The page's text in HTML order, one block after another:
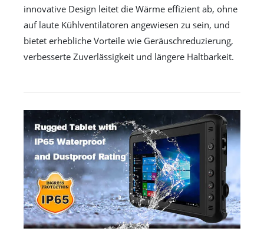
innovative Design leitet die Wärme effizient ab, ohne
auf laute Kühlventilatoren angewiesen zu sein, und
bietet erhebliche Vorteile wie Geräuschreduzierung,
verbesserte Zuverlässigkeit und längere Haltbarkeit.